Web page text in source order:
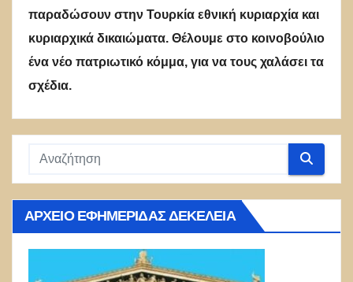
παραδώσουν στην Τουρκία εθνική κυριαρχία και
κυριαρχικά δικαιώματα. Θέλουμε στο κοινοβούλιο
ένα νέο πατριωτικό κόμμα, για να τους χαλάσει τα
σχέδια.
ΑΡΧΕΊΟ ΕΦΗΜΕΡΊΔΑΣ ΔΕΚΈΛΕΙΑ